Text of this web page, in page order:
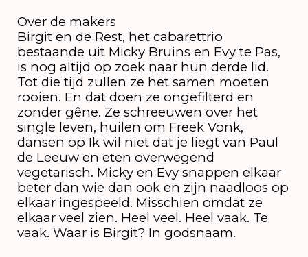
Over de makers
Birgit en de Rest, het cabarettrio
bestaande uit Micky Bruins en Evy te Pas,
is nog altijd op zoek naar hun derde lid.
Tot die tijd zullen ze het samen moeten
rooien. En dat doen ze ongefilterd en
zonder gêne. Ze schreeuwen over het
single leven, huilen om Freek Vonk,
dansen op Ik wil niet dat je liegt van Paul
de Leeuw en eten overwegend
vegetarisch. Micky en Evy snappen elkaar
beter dan wie dan ook en zijn naadloos op
elkaar ingespeeld. Misschien omdat ze
elkaar veel zien. Heel veel. Heel vaak. Te
vaak. Waar is Birgit? In godsnaam.